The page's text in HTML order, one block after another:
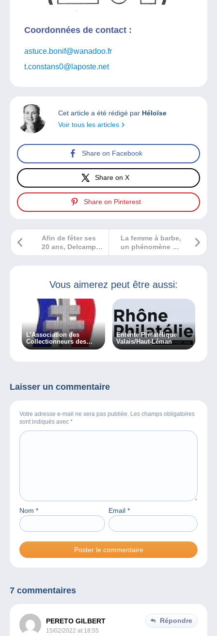
Coordonnées de contact :
astuce.bonif@wanadoo.fr
t.constans0@laposte.net
Cet article a été rédigé par Héloïse
Voir tous les articles
Share on Facebook
Share on X
Share on Pinterest
La femme à barbe,
un phénomène de
collection
Afin de fêter ses
20 ans, Delcampe
s’associe à Graine
arbres
Vous aimerez peut être aussi:
L’Association des
Collectionneurs des
Timbres de la Libération
Entente Philatélique
Valais/Haut-Léman
Laisser un commentaire
Votre adresse e-mail ne sera pas publiée. Les champs obligatoires
sont indiqués avec *
Nom * Email *
7 commentaires
PERETO GILBERT
15/02/2022 at 18:55
Répondre